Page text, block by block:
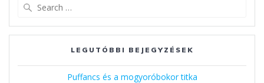
LEGUTÓBBI BEJEGYZÉSEK
Puffancs és a mogyoróbokor titka